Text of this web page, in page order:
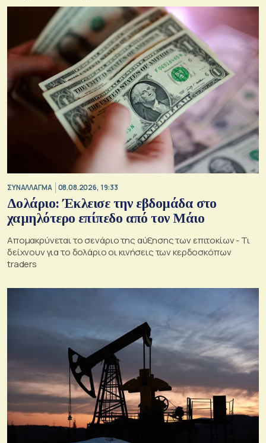
ΣΥΝΑΛΛΑΓΜΑ 08.08.2026, 19:33
Δολάριο: Έκλεισε την εβδομάδα στο
χαμηλότερο επίπεδο από τον Μάιο
Απομακρύνεται το σενάριο της αύξησης των επιτοκίων - Τι
δείχνουν για το δολάριο οι κινήσεις των κερδοσκόπων
traders